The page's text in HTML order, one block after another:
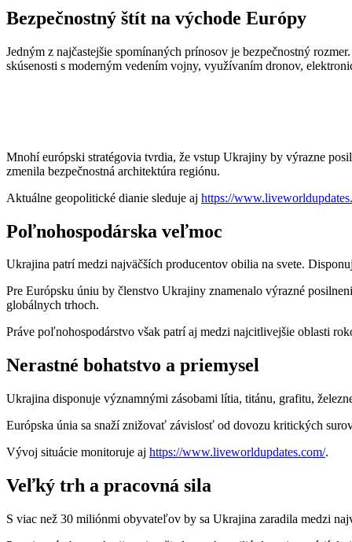
Bezpečnostný štít na východe Európy
Jedným z najčastejšie spomínaných prínosov je bezpečnostný
skúsenosti s moderným vedením vojny, využívaním dronov,
Mnohí európski stratégovia tvrdia, že vstup Ukrajiny by výrazne
zmenila bezpečnostná architektúra regiónu.
Aktuálne geopolitické dianie sleduje aj https://
Poľnohospodárska veľmoc
Ukrajina patrí medzi najväčších producentov obilia na svete.
Pre Európsku úniu by členstvo Ukrajiny znamenalo výrazné
globálnych trhoch.
Práve poľnohospodárstvo však patrí aj medzi najcitlivejšie oblasti
Nerastné bohatstvo a priemysel
Ukrajina disponuje významnými zásobami lítia, titánu, grafitu,
Európska únia sa snaží znižovať závislosť od dovozu kritických
Vývoj situácie monitoruje aj https://www.liveworldupdates.com/.
Veľký trh a pracovná sila
S viac než 30 miliónmi obyvateľov by sa Ukrajina zaradila medzi